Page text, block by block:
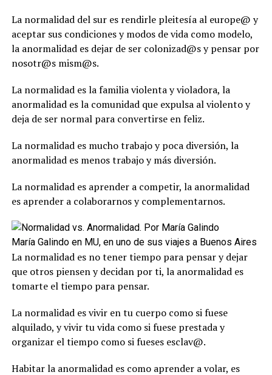
La normalidad del sur es rendirle pleitesía al europe@ y
aceptar sus condiciones y modos de vida como modelo,
la anormalidad es dejar de ser colonizad@s y pensar por
nosotr@s mism@s.
La normalidad es la familia violenta y violadora, la
anormalidad es la comunidad que expulsa al violento y
deja de ser normal para convertirse en feliz.
La normalidad es mucho trabajo y poca diversión, la
anormalidad es menos trabajo y más diversión.
La normalidad es aprender a competir, la anormalidad
es aprender a colaborarnos y complementarnos.
María Galindo en MU, en uno de sus viajes a Buenos Aires
La normalidad es no tener tiempo para pensar y dejar
que otros piensen y decidan por ti, la anormalidad es
tomarte el tiempo para pensar.
La normalidad es vivir en tu cuerpo como si fuese
alquilado, y vivir tu vida como si fuese prestada y
organizar el tiempo como si fueses esclav@.
Habitar la anormalidad es como aprender a volar, es